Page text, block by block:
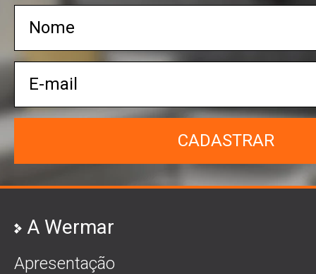
CADASTRAR
A Wermar
Apresentação